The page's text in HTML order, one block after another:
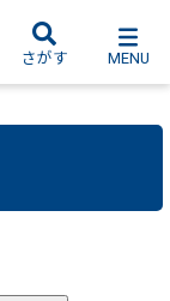
さがす MENU